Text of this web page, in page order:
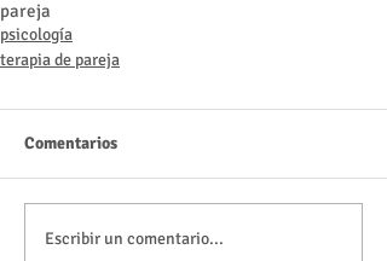
pareja
psicología
terapia de pareja
Comentarios
Escribir un comentario...